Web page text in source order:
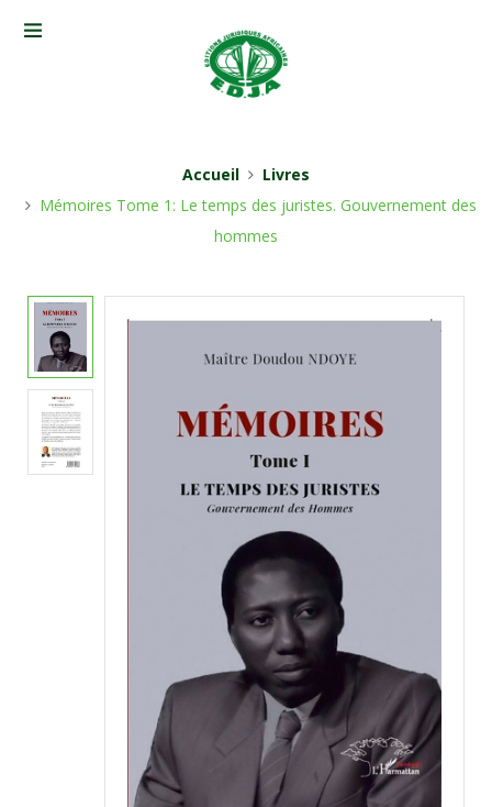
Accueil
Livres
Mémoires Tome 1: Le temps des juristes. Gouvernement des
hommes